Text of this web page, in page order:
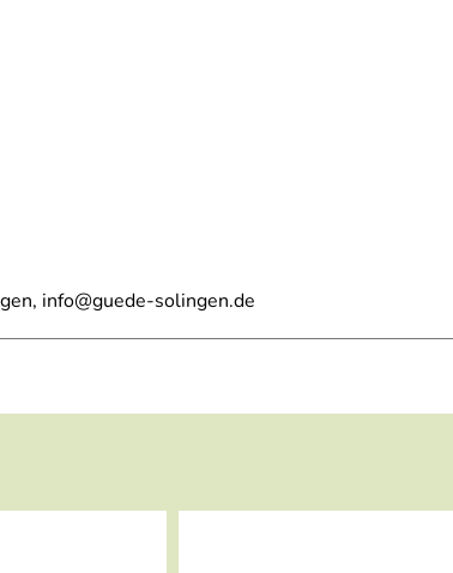
info@guede-solingen.de
Ihrer Güde Messer finden Sie hier.